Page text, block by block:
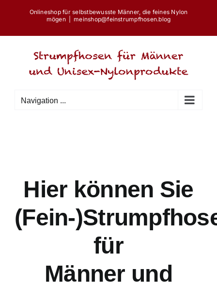
Onlineshop für selbstbewusste Männer, die feines Nylon
mögen
meinshop@feinstrumpfhosen.blog
Navigation ...
Hier können Sie
(Fein-
für
Männer und